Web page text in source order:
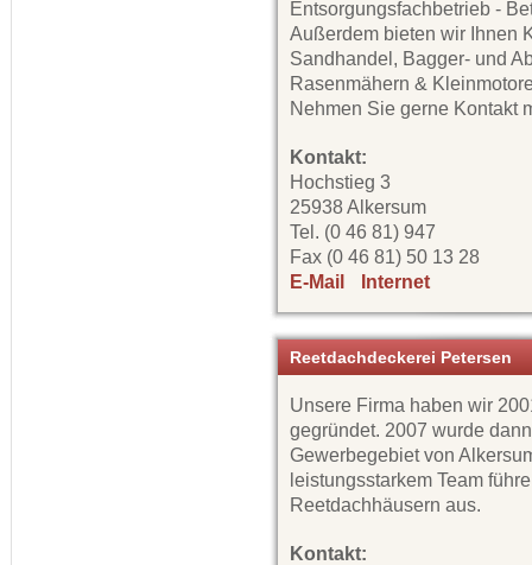
Entsorgungsfachbetrieb -
Außerdem bieten wir Ihnen
Sandhandel, Bagger- und
Rasenmähern &
Nehmen Sie gerne Kontakt
Kontakt:
Hochstieg 3
25938 Alkersum
Tel. (0 46 81) 947
Fax (0 46 81) 50 13 28
E-Mail
Internet
Reetdachdeckerei Petersen
Unsere Firma haben wir
gegründet. 2007 wurde
Gewerbegebiet von
leistungsstarkem Team
Reetdachhäusern aus.
Kontakt: